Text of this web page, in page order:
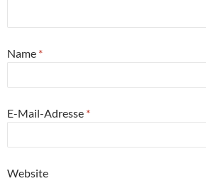
Name *
E-Mail-Adresse *
Website